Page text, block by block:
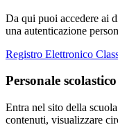
Da qui puoi accedere ai
una autenticazione
Registro Elettronico
Personale scolastico
Entra nel sito della
contenuti, visualizzare